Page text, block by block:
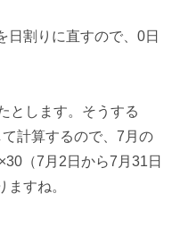
日割りに直すので、0日
とします。そうする
計算するので、7月の
（7月2日から7月31日
ますね。